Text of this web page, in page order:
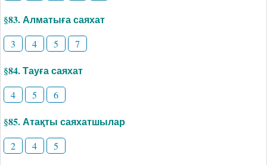
§83. Алматыға саяхат
3 4 5 7
§84. Тауға саяхат
4 5 6
§85. Атақты саяхатшылар
2 4 5